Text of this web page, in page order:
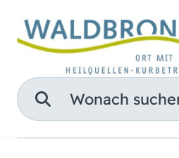
Suche